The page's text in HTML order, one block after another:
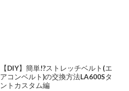
【DIY】簡単!?ストレッチベルト(エ
アコンベルト)の交換方法LA600Sタ
ントカスタム編